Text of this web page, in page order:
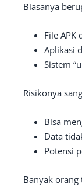
Biasanya
File
Aplikasi
Sistem
Risikonya
Bisa
Data
Potensi
Banyak